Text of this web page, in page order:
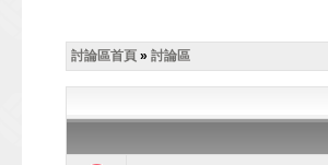
討論區首頁 » 討論區